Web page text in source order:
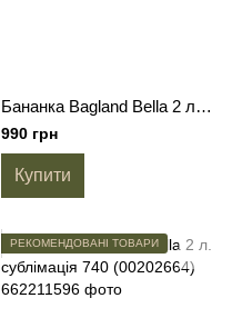
Бананка Bagland Bella 2 л. сублімація 361 (00202664)
990 грн
Купити
РЕКОМЕНДОВАНІ ТОВАРИ